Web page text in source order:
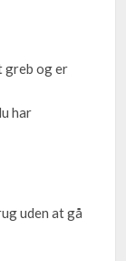
greb og er
har
uden at gå